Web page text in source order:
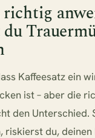
richtig
Kaffeesatz ein
ist – aber die
den Unterschied.
riskierst du, deinen